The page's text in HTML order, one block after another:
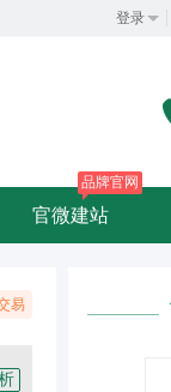
登录
官微建站
品牌官网
易